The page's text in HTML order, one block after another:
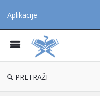
Aplikacije
PRETRAŽI